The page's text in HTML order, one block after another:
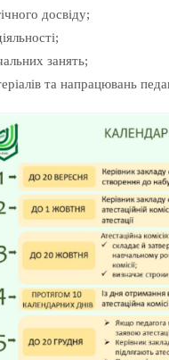
досвіду;
занять;
та напрацювань